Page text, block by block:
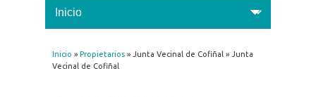
Se encuentra usted aquí
Inicio » Propietarios» Junta Vecinal de Cofiñal » Junta
Vecinal de Cofiñal